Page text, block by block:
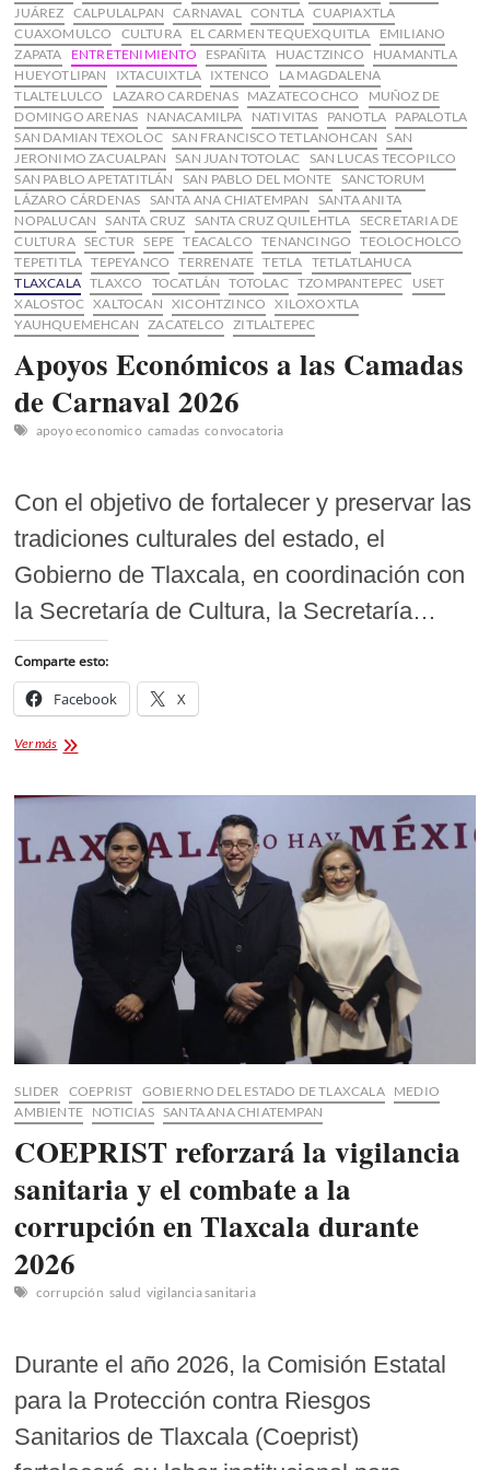
JUÁREZ CALPULALPAN CARNAVAL CONTLA CUAPIAXTLA
CUAXOMULCO
CULTURA EL CARMEN TEQUEXQUITLA
EMILIANO
ZAPATA
ENTRETENIMIENTO ESPAÑITA HUACTZINCO
HUAMANTLA
HUEYOTLIPAN
IXTACUIXTLA IXTENCO
LA MAGDALENA
TLALTELULCO
LAZARO CARDENAS MAZATECOCHCO
MUÑOZ DE
DOMINGO ARENAS NANACAMILPA NATIVITAS PANOTLA PAPALOTLA
SAN DAMIAN TEXOLOC SAN FRANCISCO TETLANOHCAN
SAN
JERONIMO ZACUALPAN
SAN JUAN TOTOLAC SAN LUCAS TECOPILCO
SAN PABLO APETATITLÁN
SAN PABLO DEL MONTE SANCTORUM
LÁZARO CÁRDENAS SANTA ANA CHIATEMPAN
SANTA ANITA
NOPALUCAN
SANTA CRUZ SANTA CRUZ QUILEHTLA SECRETARIA DE
CULTURA SECTUR SEPE TEACALCO TENANCINGO
TEOLOCHOLCO
TEPETITLA TEPEYANCO TERRENATE TETLA TETLATLAHUCA
TLAXCALA TLAXCO TOCATLÁN TOTOLAC TZOMPANTEPEC
USET
XALOSTOC XALTOCAN XICOHTZINCO
XILOXOXTLA
YAUHQUEMEHCAN
ZACATELCO ZITLALTEPEC
Apoyos Económicos a las Camadas
de Carnaval 2026
apoyo economico camadas convocatoria
Con el objetivo de fortalecer y preservar las
tradiciones culturales del estado, el
Gobierno de Tlaxcala, en coordinación con
la Secretaría de Cultura, la Secretaría…
Comparte esto:
Facebook X
Ver másApoyos
las
de
Carnaval
2026
SLIDER COEPRIST GOBIERNO DEL ESTADO DE TLAXCALA
MEDIO
AMBIENTE NOTICIAS SANTA ANA CHIATEMPAN
COEPRIST reforzará la vigilancia
sanitaria y el combate a la
corrupción en Tlaxcala durante
2026
corrupción salud vigilancia sanitaria
Durante el año 2026, la Comisión Estatal
para la Protección contra Riesgos
Sanitarios de Tlaxcala (Coeprist)